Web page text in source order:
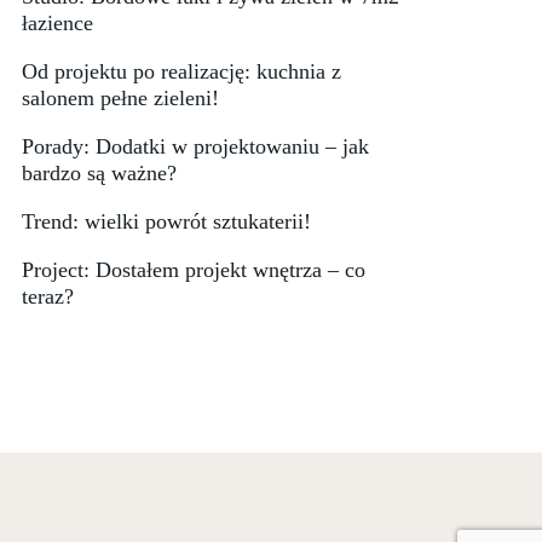
łazience
Od projektu po realizację: kuchnia z
salonem pełne zieleni!
Porady: Dodatki w projektowaniu – jak
bardzo są ważne?
Trend: wielki powrót sztukaterii!
Project: Dostałem projekt wnętrza – co
teraz?